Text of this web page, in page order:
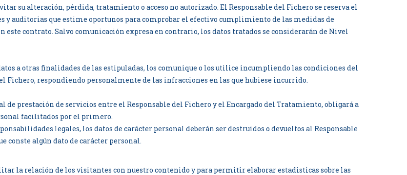
su alteración, pérdida, tratamiento o acceso no autorizado. El Responsable del Fichero se reserva el
y auditorias que estime oportunos para comprobar el efectivo cumplimiento de las medidas de
este contrato. Salvo comunicación expresa en contrario, los datos tratados se considerarán de Nivel
a otras finalidades de las estipuladas, los comunique o los utilice incumpliendo las condiciones del
Fichero, respondiendo personalmente de las infracciones en las que hubiese incurrido.
prestación de servicios entre el Responsable del Fichero y el Encargado del Tratamiento, obligará a
facilitados por el primero.
legales, los datos de carácter personal deberán ser destruidos o devueltos al Responsable
conste algún dato de carácter personal.
la relación de los visitantes con nuestro contenido y para permitir elaborar estadisticas sobre las